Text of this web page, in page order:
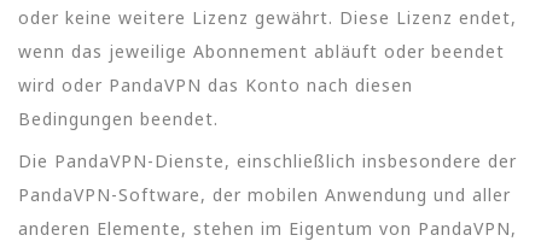
oder keine weitere Lizenz gewährt. Diese Lizenz endet,
wenn das jeweilige Abonnement abläuft oder beendet
wird oder PandaVPN das Konto nach diesen
Bedingungen beendet.
Die PandaVPN-Dienste, einschließlich insbesondere der
PandaVPN-Software, der mobilen Anwendung und aller
anderen Elemente, stehen im Eigentum von PandaVPN,